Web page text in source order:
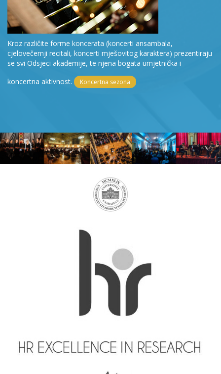
Kroz različite forme koncerata (koncerti ansambala,
cjelovečernji recitali, koncerti mješovitog karaktera) prezentiraju
se svi Odsjeci akademije, te njena bogata umjetnička i
koncertna aktivnost.
Koncertna sezona